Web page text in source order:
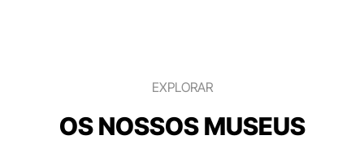
EXPLORAR
OS NOSSOS MUSEUS